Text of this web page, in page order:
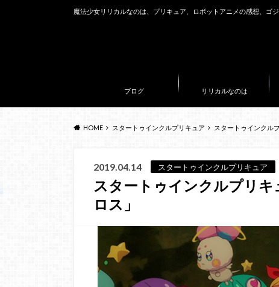
魔法少女リリカルなのは、プリキュア、ロボットアニメの感想、ゴ
ブログ リリカルなのは
HOME スタートゥインクルプリキュア スタートゥインクル
2019.04.14 スタートゥインクルプリキュア
スタートゥインクルプリキ
ロス」